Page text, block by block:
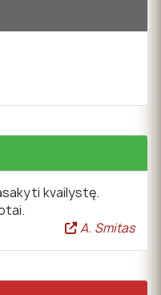
kvailystę.
A. Smitas